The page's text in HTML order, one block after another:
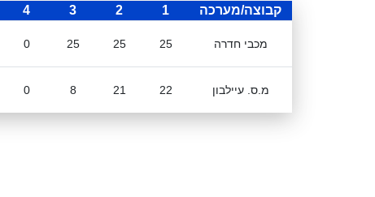
קבוצה/מערכה 1
2
3
4
מכבי חדרה 25
25
25
0
מ.ס. עיילבון 22
21
8
0